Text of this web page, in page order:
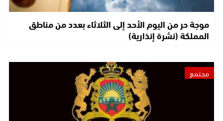
موجة حر من اليوم الأحد إلى الثلاثاء بعدد من مناطق
المملكة (نشرة إنذارية)
مجتمع